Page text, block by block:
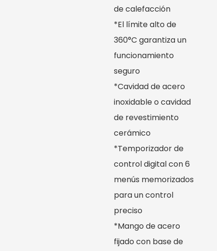
de calefacción
*El límite alto de
360°C garantiza un
funcionamiento
seguro
*Cavidad de acero
inoxidable o cavidad
de revestimiento
cerámico
*Temporizador de
control digital con 6
menús memorizados
para un control
preciso
*Mango de acero
fijado con base de